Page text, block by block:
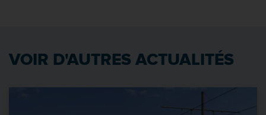
VOIR D'AUTRES ACTUALITÉS